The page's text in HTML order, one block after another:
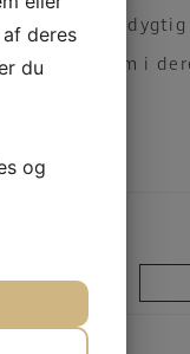
for
bruger dem i
deres
du
og